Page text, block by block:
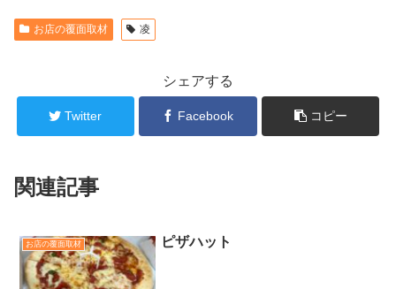
お店の覆面取材 凌
シェアする
Twitter Facebook コピー
関連記事
お店の覆面取材 ピザハット